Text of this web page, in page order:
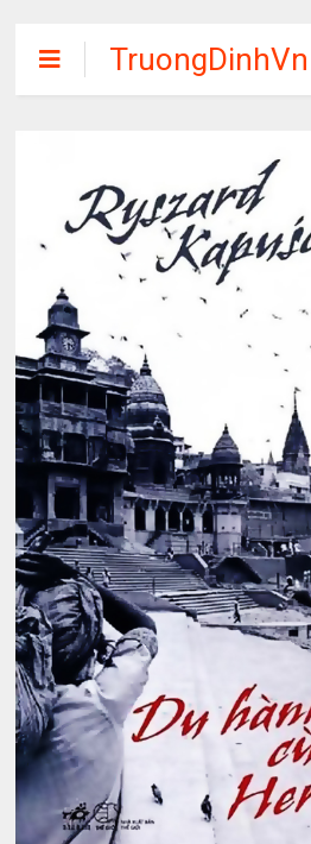
TruongDinhVn
Chia sẽ ebook,
phần mềm học
tập miễn phí